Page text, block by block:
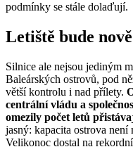
podmínky se stále dolaďují.
Letiště bude
Silnice ale nejsou jediným
Baleárských ostrovů, pod
větší kontrolu i nad přílety.
centrální vládu a
omezily počet letů
jasný: kapacita ostrova
Velikonoc dostal na